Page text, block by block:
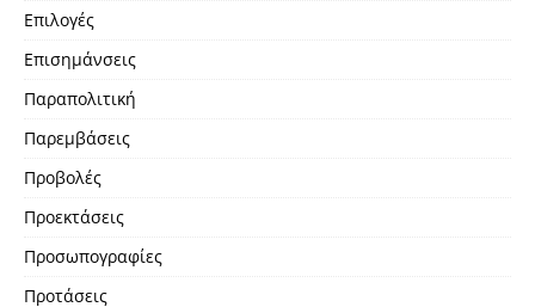
Επιλογές
Επισημάνσεις
Παραπολιτική
Παρεμβάσεις
Προβολές
Προεκτάσεις
Προσωπογραφίες
Προτάσεις